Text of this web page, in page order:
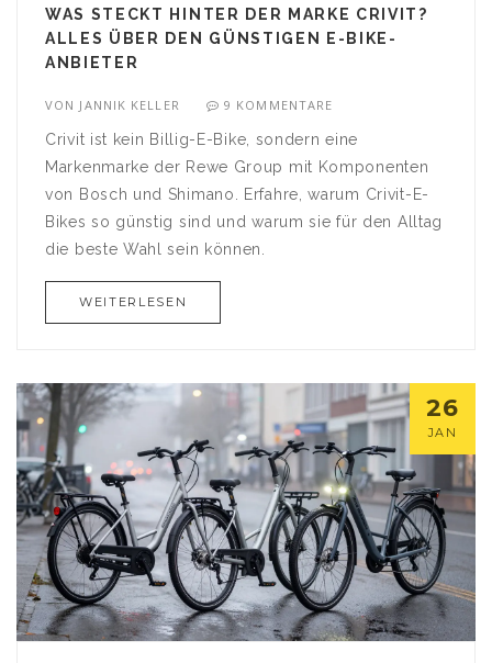
WAS STECKT HINTER DER MARKE CRIVIT?
ALLES ÜBER DEN GÜNSTIGEN E-BIKE-
ANBIETER
VON JANNIK KELLER 9 KOMMENTARE
Crivit ist kein Billig-E-Bike, sondern eine
Markenmarke der Rewe Group mit Komponenten
von Bosch und Shimano. Erfahre, warum Crivit-E-
Bikes so günstig sind und warum sie für den Alltag
die beste Wahl sein können.
WEITERLESEN
26
JAN